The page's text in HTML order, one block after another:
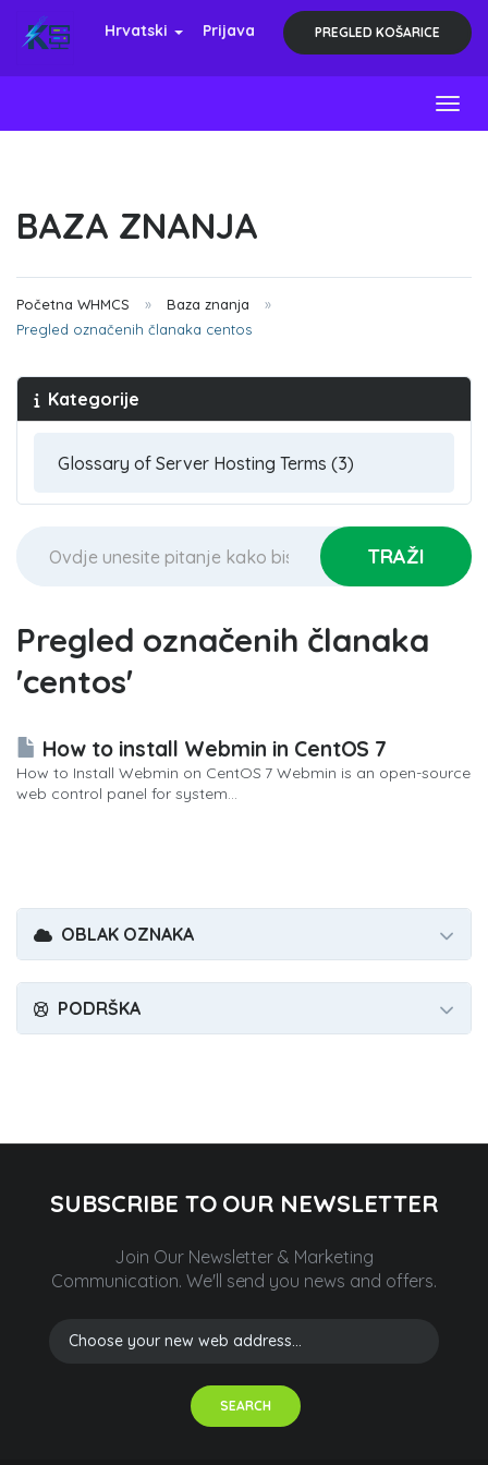
Hrvatski Prijava PREGLED KOŠARICE
BAZA ZNANJA
Početna WHMCS
Baza znanja
Pregled označenih članaka centos
Kategorije
Pregled označenih članaka
'centos'
How to install Webmin in CentOS 7
How to Install Webmin on CentOS 7 Webmin is an open-source
web control panel for system...
OBLAK OZNAKA
PODRŠKA
SUBSCRIBE TO OUR NEWSLETTER
Join Our Newsletter & Marketing
Communication. We'll send you news and offers.
SEARCH